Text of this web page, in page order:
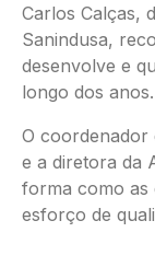
Carlos Calças,
Sanindusa,
desenvolve e
longo dos anos.
O coordenador
e a diretora da
forma como as
esforço de